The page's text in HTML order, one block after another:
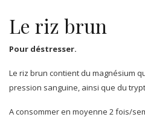
Le riz brun
Pour déstresser.
Le riz brun contient du magnésium
pression sanguine, ainsi que du
A consommer en moyenne 2 fois/